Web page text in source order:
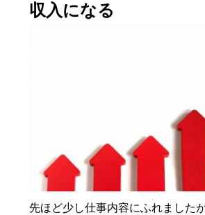
収入になる
先ほど少し仕事内容にふれました